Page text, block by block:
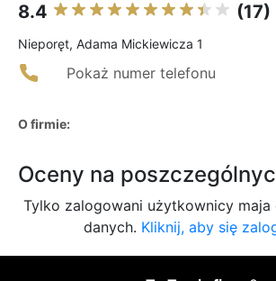
8.4 (17)
Nieporęt, Adama Mickiewicza 1
Pokaż numer telefonu
O firmie:
Oceny na
Tylko zalogowani użytkownicy
danych. Kliknij, aby się